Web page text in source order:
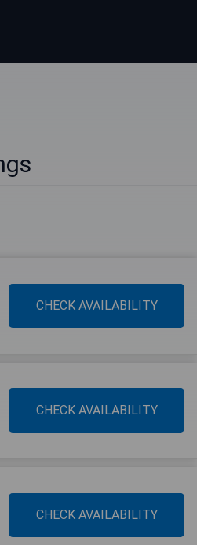
CHECK AVAILABILITY
CHECK AVAILABILITY
CHECK AVAILABILITY